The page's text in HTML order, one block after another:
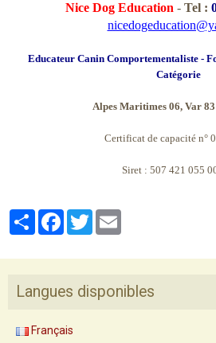
Nice Dog Education - Tel :
Educateur Canin Comportementaliste -
Catégorie
Alpes Maritimes 06, Var
Certificat de capacité n°
Siret : 507 421 055
PartagerFacebook
Twitter
Langues disponibles
Français